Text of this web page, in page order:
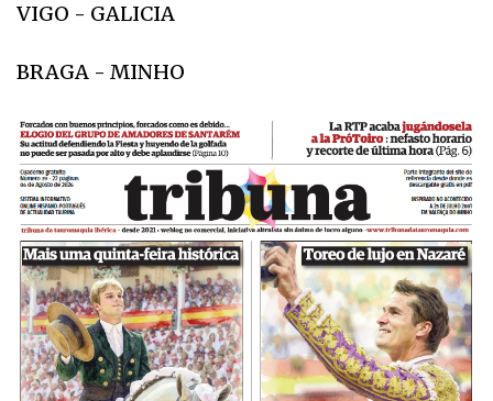
VIGO - GALICIA
BRAGA - MINHO